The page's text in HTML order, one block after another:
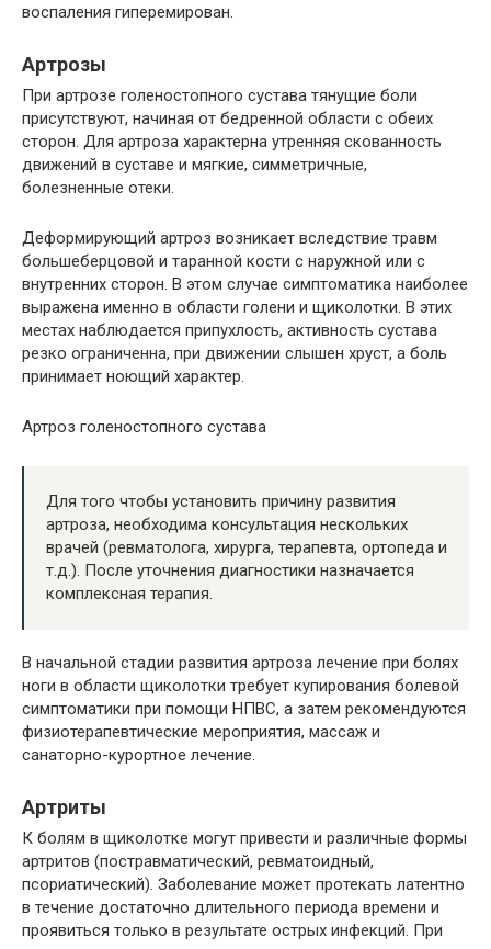
воспаления гиперемирован.
Артрозы
При артрозе голеностопного сустава тянущие боли
присутствуют, начиная от бедренной области с обеих
сторон. Для артроза характерна утренняя скованность
движений в суставе и мягкие, симметричные,
болезненные отеки.
Деформирующий артроз возникает вследствие травм
большеберцовой и таранной кости с наружной или с
внутренних сторон. В этом случае симптоматика наиболее
выражена именно в области голени и щиколотки. В этих
местах наблюдается припухлость, активность сустава
резко ограниченна, при движении слышен хруст, а боль
принимает ноющий характер.
Артроз голеностопного сустава
Для того чтобы установить причину развития
артроза, необходима консультация нескольких
врачей (ревматолога, хирурга, терапевта, ортопеда и
т.д.). После уточнения диагностики назначается
комплексная терапия.
В начальной стадии развития артроза лечение при болях
ноги в области щиколотки требует купирования болевой
симптоматики при помощи НПВС, а затем рекомендуются
физиотерапевтические мероприятия, массаж и
санаторно-курортное лечение.
Артриты
К болям в щиколотке могут привести и различные формы
артритов (постравматический, ревматоидный,
псориатический). Заболевание может протекать латентно
в течение достаточно длительного периода времени и
проявиться только в результате острых инфекций. При